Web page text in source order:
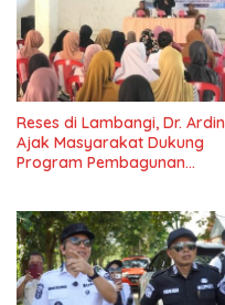
Reses di Lambangi, Dr. Ardin
Ajak Masyarakat Dukung
Program Pembagunan